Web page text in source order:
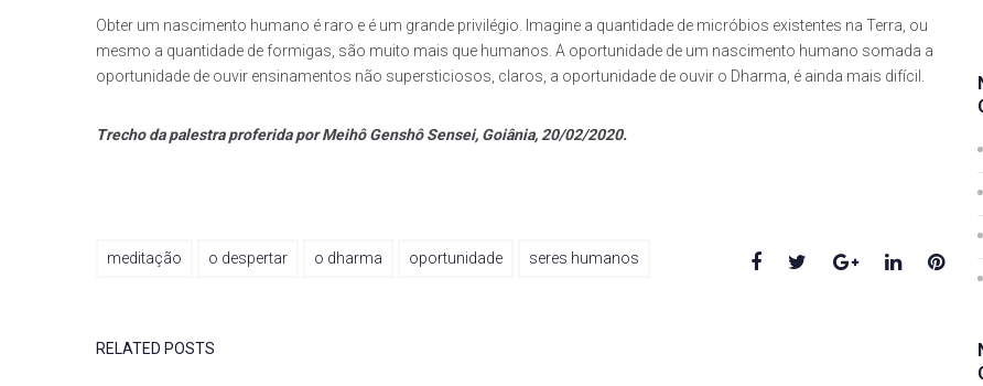
Obter um nascimento humano é raro e é um grande privilégio. Imagine a quantidade de micróbios existentes na Terra, ou
mesmo a quantidade de formigas, são muito mais que humanos. A oportunidade de um nascimento humano somada a
oportunidade de ouvir ensinamentos não supersticiosos, claros, a oportunidade de ouvir o Dharma, é ainda mais difícil.
Trecho da palestra proferida por Meihô Genshô Sensei, Goiânia, 20/02/2020.
meditação o despertar o dharma oportunidade seres humanos Facebook
TwitterGoogle+LinkedIn
RELATED POSTS